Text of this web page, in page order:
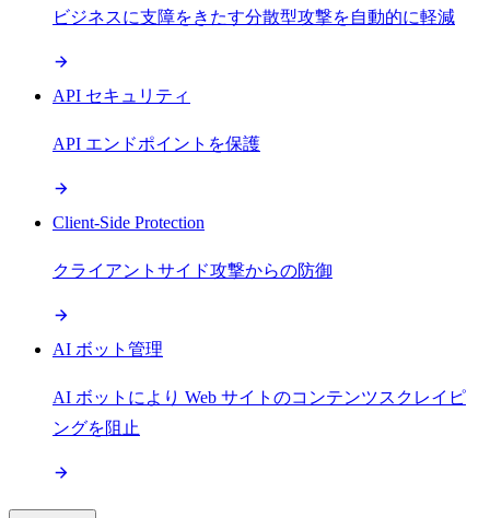
ビジネスに支障をきたす分散型攻撃を自動的に軽減
API セキュリティ
API エンドポイントを保護
Client-Side Protection
クライアントサイド攻撃からの防御
AI ボット管理
AI ボットにより Web サイトのコンテンツスクレイピ
ングを阻止